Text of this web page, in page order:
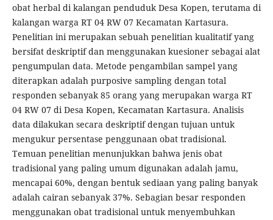
obat herbal di kalangan penduduk Desa Kopen, terutama di
kalangan warga RT 04 RW 07 Kecamatan Kartasura.
Penelitian ini merupakan sebuah penelitian kualitatif yang
bersifat deskriptif dan menggunakan kuesioner sebagai alat
pengumpulan data. Metode pengambilan sampel yang
diterapkan adalah purposive sampling dengan total
responden sebanyak 85 orang yang merupakan warga RT
04 RW 07 di Desa Kopen, Kecamatan Kartasura. Analisis
data dilakukan secara deskriptif dengan tujuan untuk
mengukur persentase penggunaan obat tradisional.
Temuan penelitian menunjukkan bahwa jenis obat
tradisional yang paling umum digunakan adalah jamu,
mencapai 60%, dengan bentuk sediaan yang paling banyak
adalah cairan sebanyak 37%. Sebagian besar responden
menggunakan obat tradisional untuk menyembuhkan